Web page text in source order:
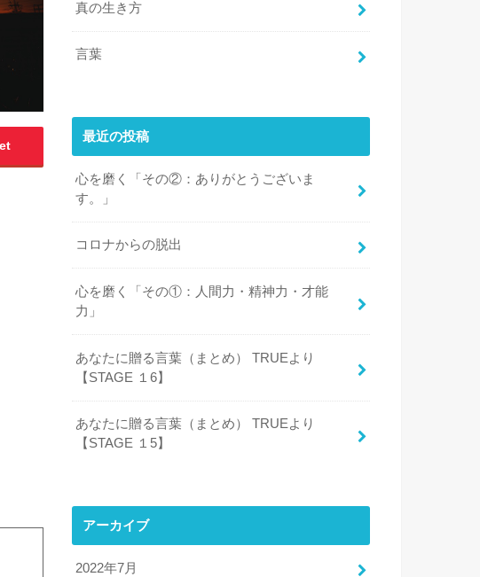
真の生き方
言葉
最近の投稿
心を磨く「その②：ありがとうございま
す。」
コロナからの脱出
心を磨く「その①：人間力・精神力・才能
力」
あなたに贈る言葉（まとめ） TRUEより
【STAGE １6】
あなたに贈る言葉（まとめ） TRUEより
【STAGE １5】
アーカイブ
2022年7月